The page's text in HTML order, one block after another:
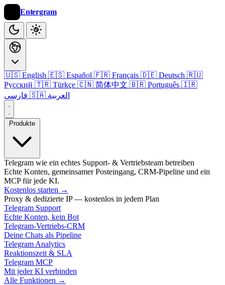
Entergram
🇺🇸 English 🇪🇸 Español 🇫🇷 Français 🇩🇪 Deutsch 🇷🇺
Русский 🇹🇷 Türkçe 🇨🇳 简体中文 🇧🇷 Português 🇮🇷
🇸🇦 العربية
Produkte
Telegram wie ein echtes Support- & Vertriebsteam betreiben
Echte Konten, gemeinsamer Posteingang, CRM-Pipeline und ein
MCP für jede KI.
Kostenlos starten →
Proxy & dedizierte IP — kostenlos in jedem Plan
Telegram Support
Echte Konten, kein Bot
Telegram-Vertriebs-CRM
Deine Chats als Pipeline
Telegram Analytics
Reaktionszeit & SLA
Telegram MCP
Mit jeder KI verbinden
Alle Funktionen →